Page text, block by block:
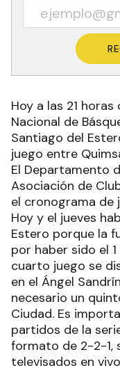
Hoy a las 21
Nacional de
Santiago del
juego entre
El Departamento
Asociación de
el cronograma de
Hoy y el jueves
Estero porque la
por haber sido el
cuarto juego se
en el Ángel
necesario un
Ciudad. Es
partidos de la
formato de 2-2-1,
televisados en